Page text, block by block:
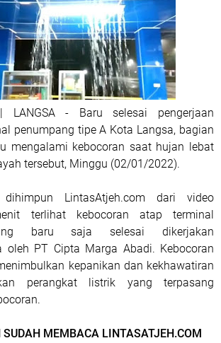
LANGSA - Baru selesai pengerjaan
penumpang tipe A Kota Langsa, bagian
mengalami kebocoran saat hujan lebat
tersebut, Minggu (02/01/2022).
LintasAtjeh.com dari video
terlihat kebocoran atap terminal
baru saja selesai dikerjakan
oleh PT Cipta Marga Abadi. Kebocoran
kepanikan dan kekhawatiran
perangkat listrik yang terpasang
MEMBACA LINTASATJEH.COM